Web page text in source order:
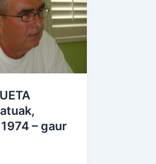
– gaur